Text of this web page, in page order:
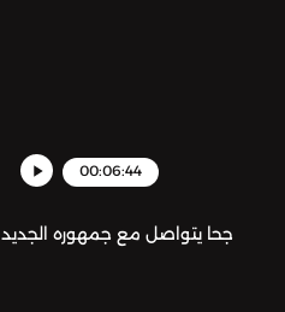
00:06:44
جحا يتواصل مع جمهوره الجديد